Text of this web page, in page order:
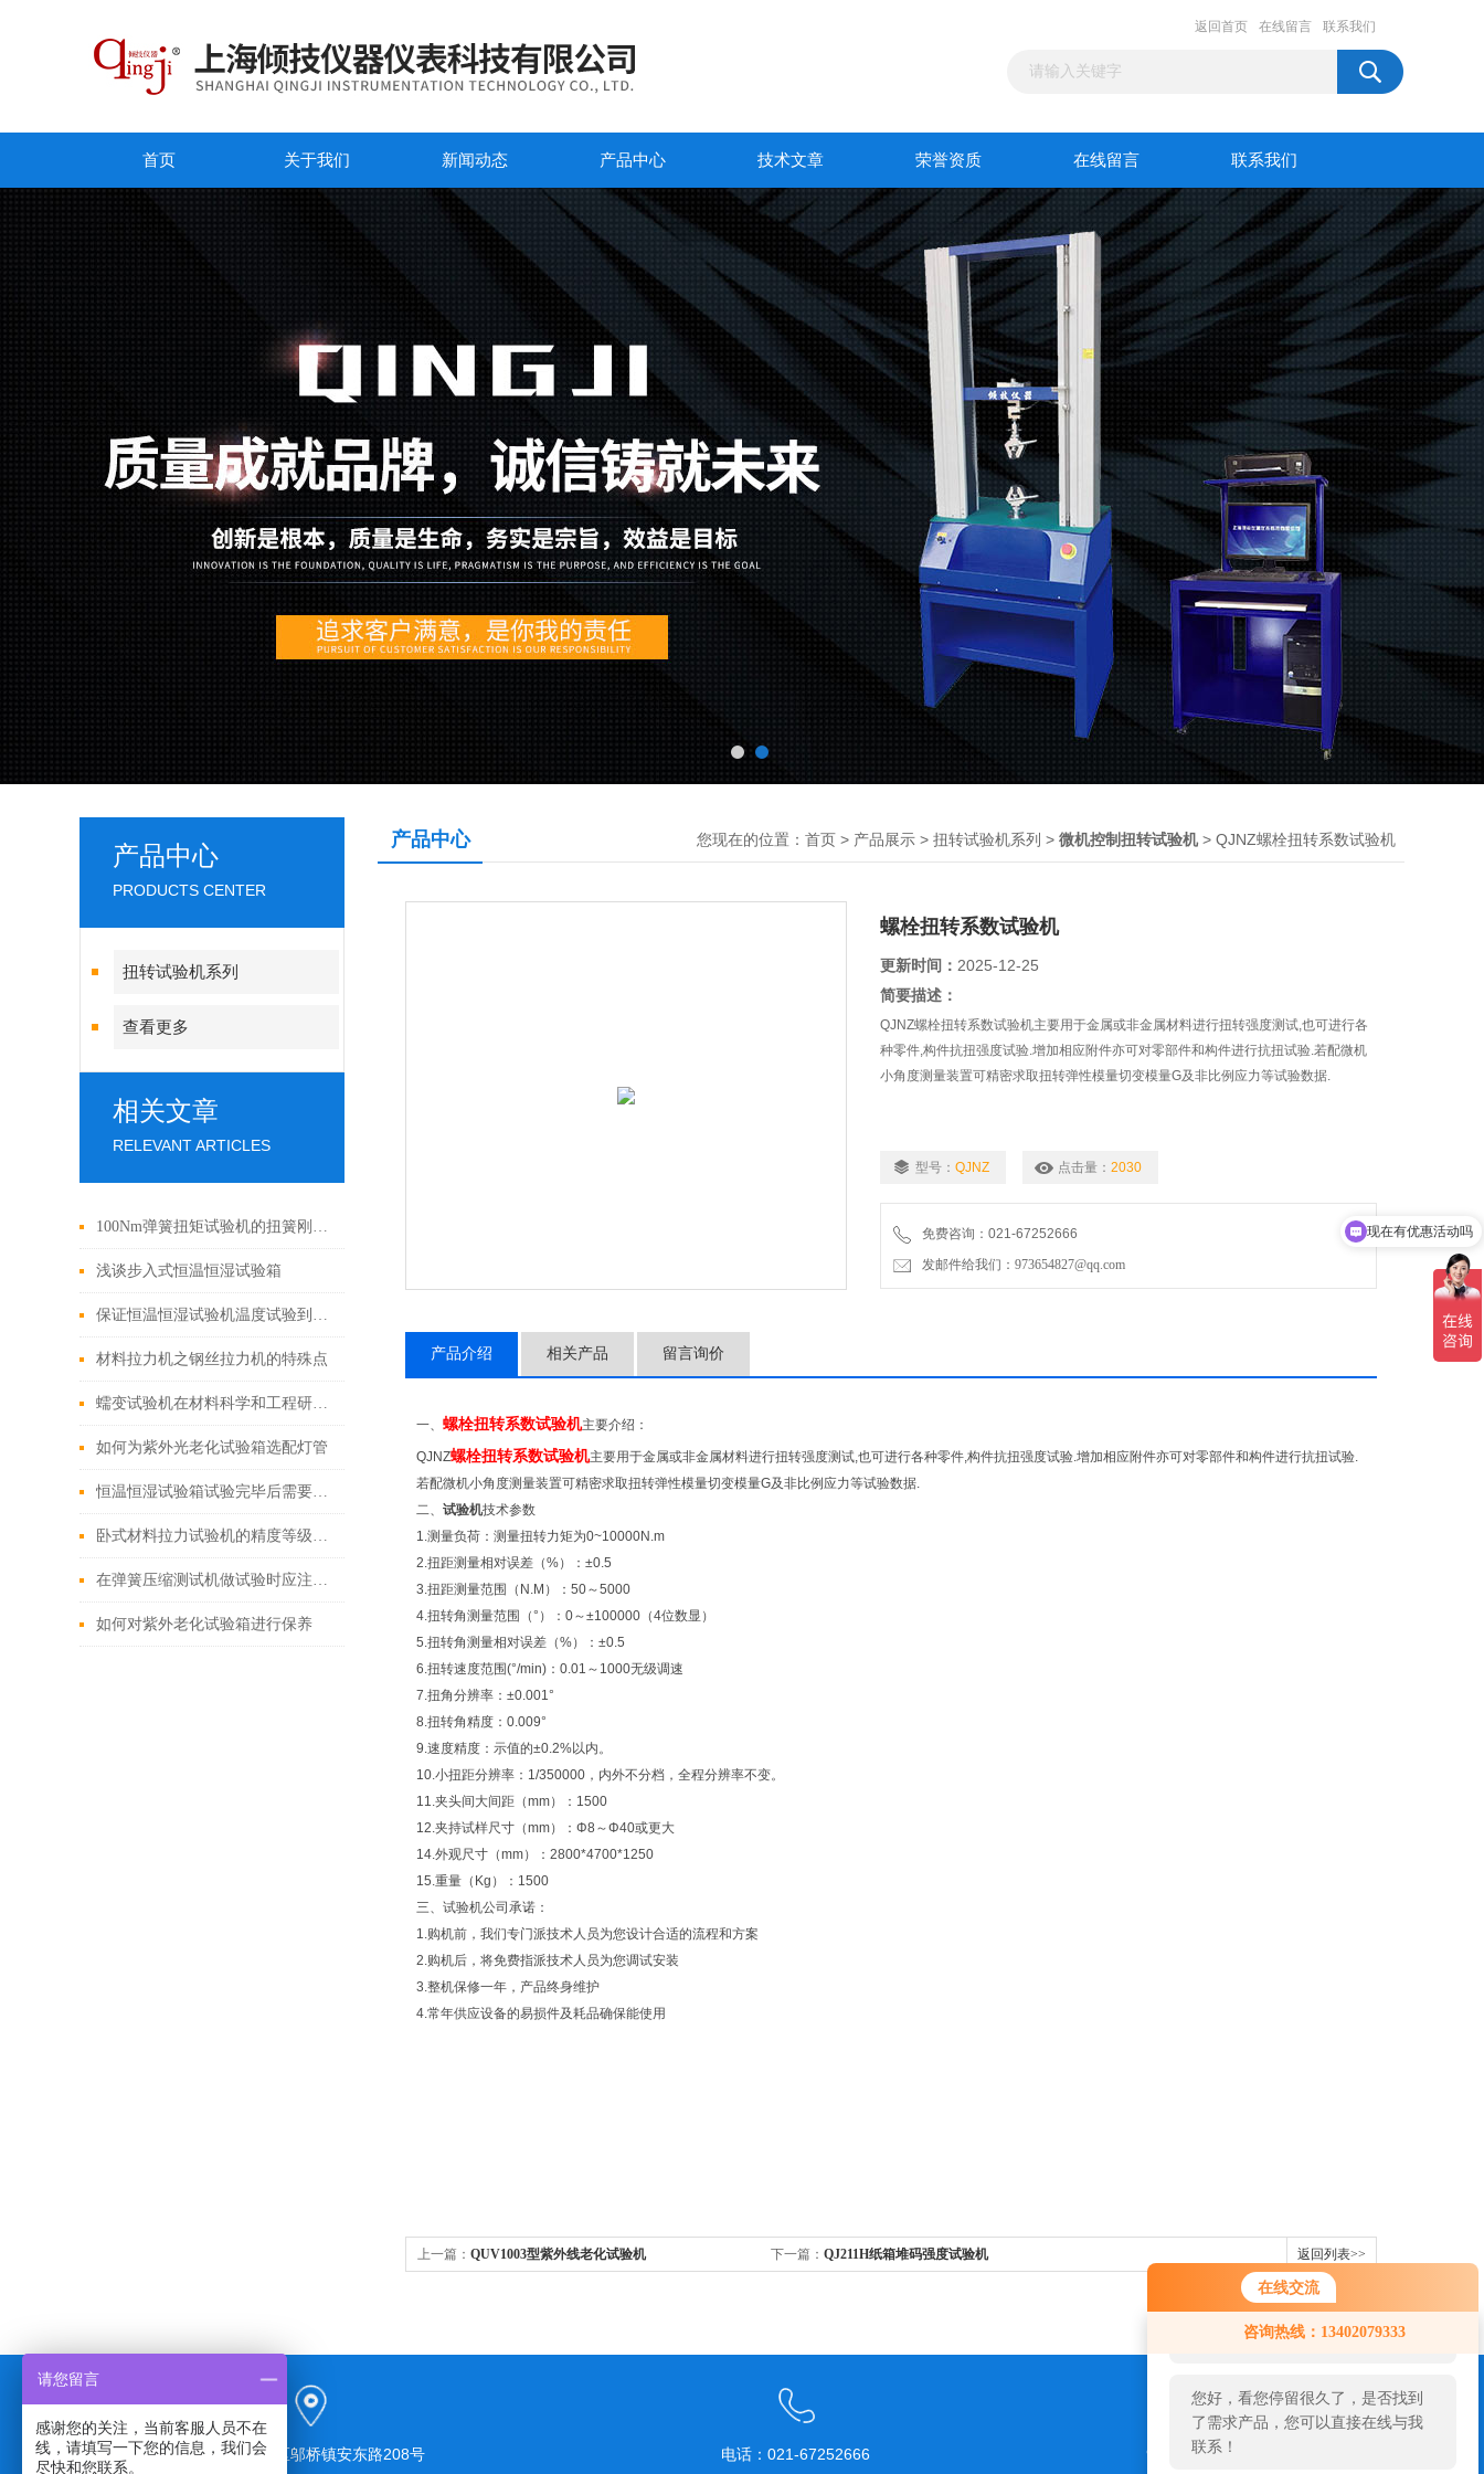
在线交流
咨询热线：13402079333
您好！欢迎前来咨询，很高兴为您
服务，请问您要咨询什么问题呢？
您好，看您停留很久了，是否找到
了需求产品，您可以直接在线与我
联系！
返回首页 在线留言 联系我们
首页 关于我们 新闻动态 产品中心 技术文章 荣誉资质 在线留言 联系我们
产品中心
PRODUCTS CENTER
扭转试验机系列
查看更多
相关文章
RELEVANT ARTICLES
100Nm弹簧扭矩试验机的扭簧刚度测定方法
浅谈步入式恒温恒湿试验箱
保证恒温恒湿试验机温度试验到位的六点要素
材料拉力机之钢丝拉力机的特殊点
蠕变试验机在材料科学和工程研究领域的应用价值
如何为紫外光老化试验箱选配灯管
恒温恒湿试验箱试验完毕后需要采集哪些数据
卧式材料拉力试验机的精度等级对测试结果有哪些具体影响？
在弹簧压缩测试机做试验时应注意以下几方面
如何对紫外老化试验箱进行保养
产品中心 您现在的位置： 首页 > 产品展示 > 扭转试验机系列 > 微机控制扭转试验机> QJNZ螺栓扭转系数试验机
螺栓扭转系数试验机
更新时间： 2025-12-25
简要描述：
QJNZ螺栓扭转系数试验机主要用于金属或非金属材料进行扭转强度测试,也可进行各
种零件,构件抗扭强度试验.增加相应附件亦可对零部件和构件进行抗扭试验.若配微机
小角度测量装置可精密求取扭转弹性模量切变模量G及非比例应力等试验数据.
型号： QJNZ 点击量： 2030
免费咨询：021-67252666
发邮件给我们：973654827@qq.com
产品介绍 相关产品 留言询价
一、 螺栓扭转系数试验机主要介绍：
QJNZ螺栓扭转系数试验机主要用于金属或非金属材料进行扭转强度测试,也可进行各种零件,构件抗扭强度试验.增加相应附件亦可对零部件和构件进行抗扭试验.
若配微机小角度测量装置可精密求取扭转弹性模量切变模量G及非比例应力等试验数据.
二、 试验机技术参数
1.测量负荷：测量扭转力矩为0~10000N.m
2.扭距测量相对误差（%）：±0.5
3.扭距测量范围（N.M）：50～5000
4.扭转角测量范围（°）：0～±100000（4位数显）
5.扭转角测量相对误差（%）：±0.5
6.扭转速度范围(°/min)：0.01～1000无级调速
7.扭角分辨率：±0.001°
8.扭转角精度：0.009°
9.速度精度：示值的±0.2%以内。
10.小扭距分辨率：1/350000，内外不分档，全程分辨率不变。
11.夹头间大间距（mm）：1500
12.夹持试样尺寸（mm）：Φ8～Φ40或更大
14.外观尺寸（mm）：2800*4700*1250
15.重量（Kg）：1500
三、试验机公司承诺：
1.购机前，我们专门派技术人员为您设计合适的流程和方案
2.购机后，将免费指派技术人员为您调试安装
3.整机保修一年，产品终身维护
4.常年供应设备的易损件及耗品确保能使用
上一篇： QUV1003型紫外线老化试验机 下一篇： QJ211H纸箱堆码强度试验机 返回列表>>
上海市奉贤区邬桥镇安东路208号 电话：021-67252666 973654827@qq.com
现在有优惠活动吗
请您留言
感谢您的关注，当前客服人员不在
线，请填写一下您的信息，我们会
尽快和您联系。